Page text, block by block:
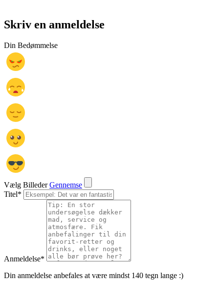
Skriv en anmeldelse
Din Bedømmelse
Vælg Billeder Gennemse
Titel*
Anmeldelse*
Din anmeldelse anbefales at være mindst 140 tegn lange :)